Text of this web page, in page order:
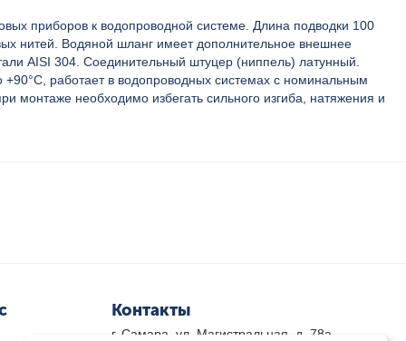
приборов к водопроводной системе. Длина подводки 100
нитей. Водяной шланг имеет дополнительное внешнее
AISI 304. Соединительный штуцер (ниппель) латунный.
работает в водопроводных системах с номинальным
необходимо избегать сильного изгиба, натяжения и
Контакты
г. Самара, ул. Магистральная, д. 78а